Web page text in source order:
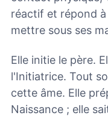
réactif et répond à
mettre sous ses
Elle initie le père.
l'Initiatrice. Tout
cette âme. Elle
Naissance ; elle